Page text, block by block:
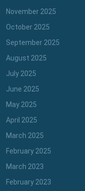
November 2025
October 2025
September 2025
August 2025
July 2025
June 2025
May 2025
April 2025
March 2025
February 2025
March 2023
February 2023